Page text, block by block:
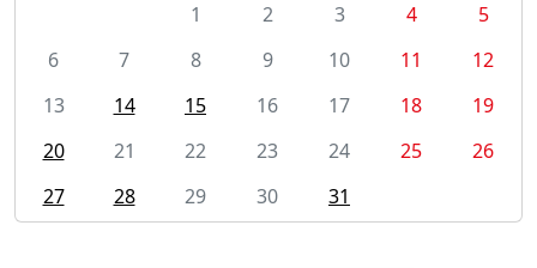
1
2 3 4
5
6
7 8 9 10 11
12
13
14 15 16 17 18
19
20
21 22 23 24 25
26
27
28 29 30 31